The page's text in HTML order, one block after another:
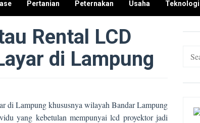
Pertanian Peternakan Usaha Teknologi
Rental LCD
di Lampung
di Lampung khususnya wilayah Bandar Lampung
yang kebetulan mempunyai lcd proyektor jadi
Search